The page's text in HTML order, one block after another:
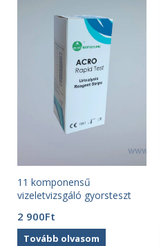
11 komponensű
vizeletvizsgáló gyorsteszt
2 900Ft
Tovább olvasom